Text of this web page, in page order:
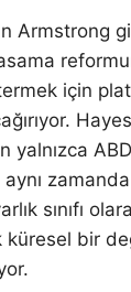
Armstrong
için
ABD
sınıfı
küresel bir